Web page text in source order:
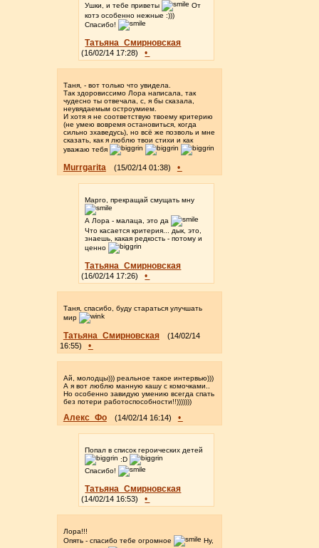
Ушки, и тебе приветы
От
котэ особенно нежные :)))
Спасибо!
Татьяна_Смирновская
(16/02/14 17:28) •
Таня, - вот только что увидела.
Так здоровиссимо Лора написала, так
чудесно ты отвечала, с, я бы сказала,
неувядаемым остроумием.
И хотя я не соответствую твоему критерию
(не умею вовремя остановиться, когда
сильно зхаведусь), но всё же позволь и мне
сказать, как я люблю твои стихи и как
уважаю тебя
Murrgarita (15/02/14 01:38) •
Марго, прекращай смущать мну
А Лора - малаца, это да
Что касается критерия... дык, это,
знаешь, какая редкость - потому и
ценно
Татьяна_Смирновская
(16/02/14 17:26) •
Таня, спасибо, буду стараться улучшать
мир
Татьяна_Смирновская
(14/02/14
16:55)
•
Ай, молодцы))) реальное такое интервью)))
А я вот люблю манную кашу с комочками..
Но особенно завидую умению всегда спать
без потери работоспособности!!)))))))
Алекс_Фо (14/02/14 16:14) •
Попал в список героических детей
:D
Спасибо!
Татьяна_Смирновская
(14/02/14 16:53) •
Лора!!!
Опять - спасибо тебе огромное
Ну,